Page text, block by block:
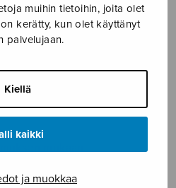
muihin tietoihin, joita olet
kerätty, kun olet käyttänyt
palvelujaan.
Kiellä
kaikki
ja muokkaa
mukaan